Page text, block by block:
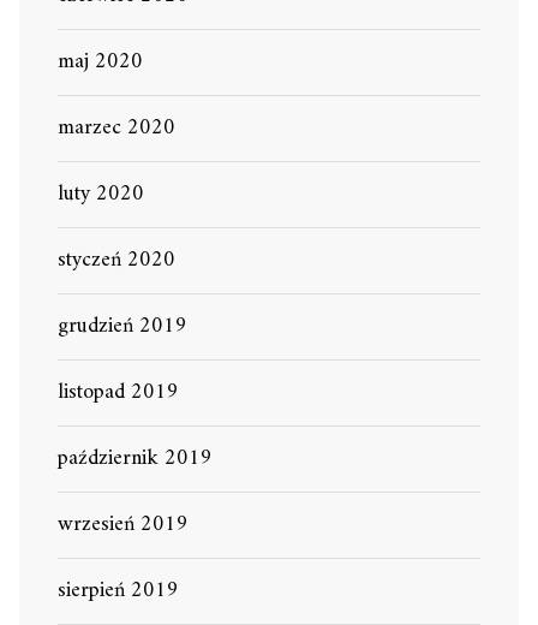
maj 2020
marzec 2020
luty 2020
styczeń 2020
grudzień 2019
listopad 2019
październik 2019
wrzesień 2019
sierpień 2019